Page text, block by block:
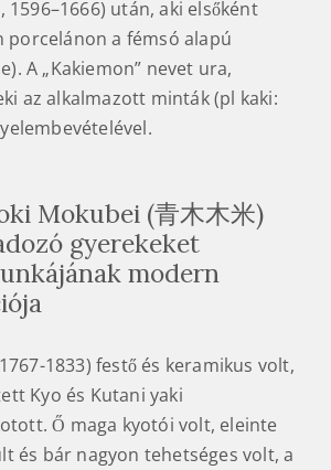
1596–1666) után, aki elsőként
porcelánon a fémsó alapú
A „Kakiemon” nevet ura,
az alkalmazott minták (pl kaki:
Mokubei (青木木米)
gyerekeket
modern
1833) festő és keramikus volt,
Kyo és Kutani yaki
Ő maga kyotói volt, eleinte
és bár nagyon tehetséges volt, a